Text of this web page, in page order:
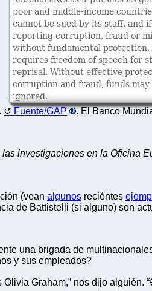
Fuente/GAP . El Banco
investigaciones en la Oficina
(vean algunos reciéntes
de Battistelli (si alguno) son
una brigada de
y sus empleados?
Graham,” nos dijo